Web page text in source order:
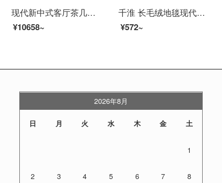
现代新中式客厅茶几地毯中国风简约山水墨画灰色画图案古典复古风格餐厅茶室书房卧室床前边下地毯 YS-33 240CMx340CM
¥10658~
千淮 长毛绒地毯现代简约北欧INS风客厅沙发茶几卧室床边扎染毯子 孔雀蓝 80*160cm
¥572~
2026年8月
日 月 火 水 木 金 土
1
2 3 4 5 6 7 8